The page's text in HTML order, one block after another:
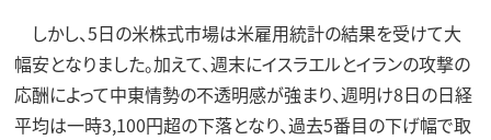
しかし、5日の米株式市場は米雇用統計の結果を受けて大
幅安となりました。加えて、週末にイスラエルとイランの攻撃の
応酬によって中東情勢の不透明感が強まり、週明け8日の日経
平均は一時3,100円超の下落となり、過去5番目の下げ幅で取